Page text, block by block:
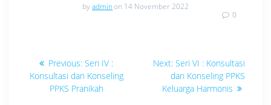
byadminon 14 November 2022
0
Navigasi
pos
Previous: Previous
post:
Seri IV :
Konsultasi dan Konseling
PPKS Pranikah
Next: Next
post:
Seri VI : Konsultasi
dan Konseling PPKS
Keluarga Harmonis